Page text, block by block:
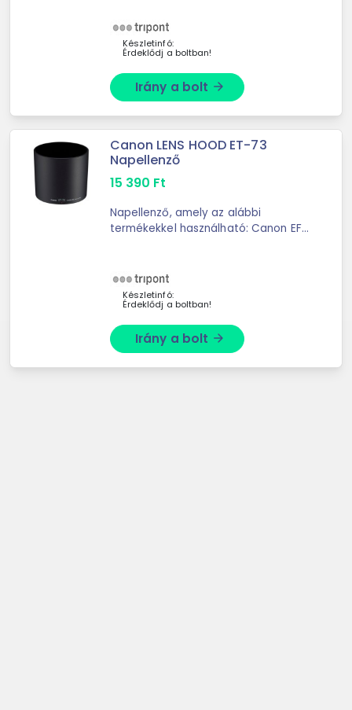
Készletinfó:
Érdeklődj a boltban!
Irány a bolt arrow_forward
Canon LENS HOOD ET-73
Napellenző
15 390 Ft
Napellenző, amely az alábbi
termékekkel használható: Canon EF
Készletinfó:
Érdeklődj a boltban!
Irány a bolt arrow_forward